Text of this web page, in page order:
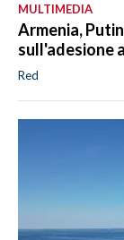
MULTIMEDIA
Armenia,
sull'adesione
Red